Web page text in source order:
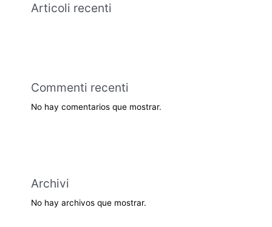
Articoli recenti
Commenti recenti
No hay comentarios que mostrar.
Archivi
No hay archivos que mostrar.